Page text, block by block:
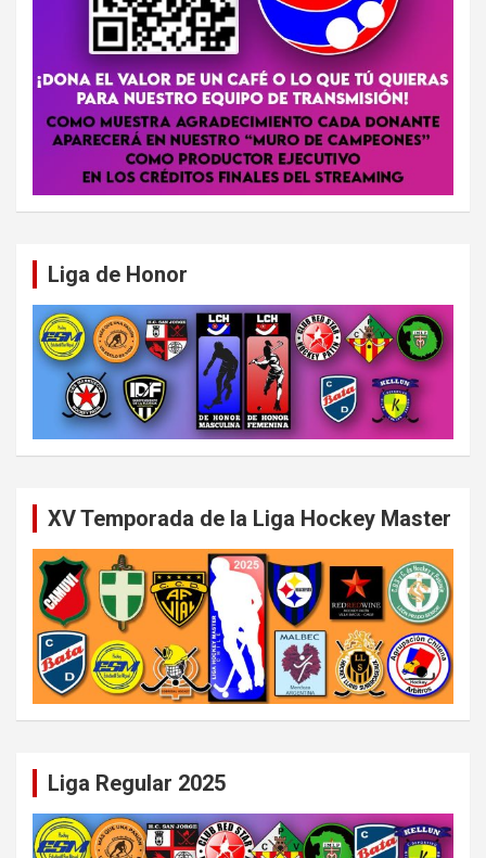
Liga de Honor
XV Temporada de la Liga Hockey Master
Liga Regular 2025